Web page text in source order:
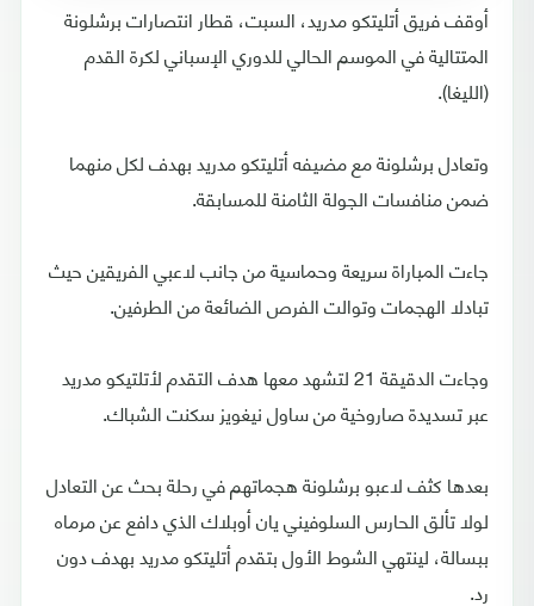
أوقف فريق أتليتكو مدريد، السبت، قطار انتصارات برشلونة
المتتالية في الموسم الحالي للدوري الإسباني لكرة القدم
(الليغا).
وتعادل برشلونة مع مضيفه أتليتكو مدريد بهدف لكل منهما
ضمن منافسات الجولة الثامنة للمسابقة.
جاءت المباراة سريعة وحماسية من جانب لاعبي الفريقين حيث
تبادلا الهجمات وتوالت الفرص الضائعة من الطرفين.
وجاءت الدقيقة 21 لتشهد معها هدف التقدم لأتلتيكو مدريد
عبر تسديدة صاروخية من ساول نيغويز سكنت الشباك.
بعدها كثف لاعبو برشلونة هجماتهم في رحلة بحث عن التعادل
لولا تألق الحارس السلوفيني يان أوبلاك الذي دافع عن مرماه
ببسالة، لينتهي الشوط الأول بتقدم أتليتكو مدريد بهدف دون
رد.